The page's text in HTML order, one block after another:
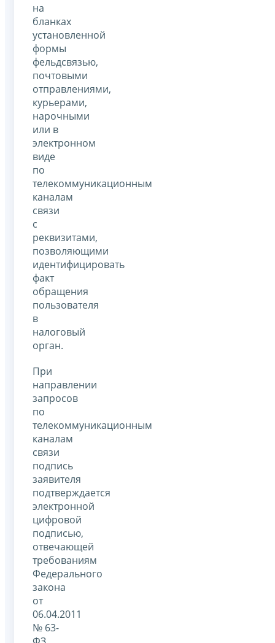
на
бланках
установленной
формы
фельдсвязью,
почтовыми
отправлениями,
курьерами,
нарочными
или в
электронном
виде
по
телекоммуникационным
каналам
связи
с
реквизитами,
позволяющими
идентифицировать
факт
обращения
пользователя
в
налоговый
орган.
При
направлении
запросов
по
телекоммуникационным
каналам
связи
подпись
заявителя
подтверждается
электронной
цифровой
подписью,
отвечающей
требованиям
Федерального
закона
от
06.04.2011
№ 63-